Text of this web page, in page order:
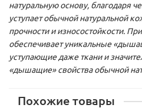
натуральную основу, благодаря
уступает обычной натуральной
прочности и износостойкости.
обеспечивает уникальные
уступающие даже ткани и
«дышащие» свойства обычной
Похожие товары